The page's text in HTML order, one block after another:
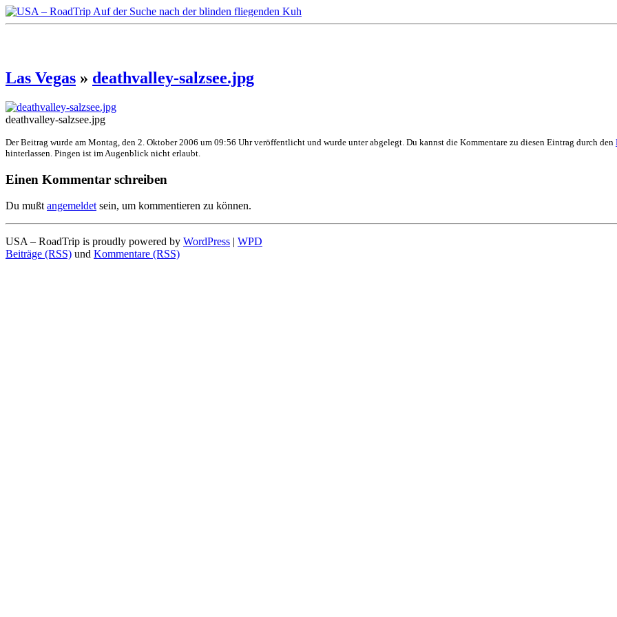
Las Vegas » deathvalley-salzsee.jpg
deathvalley-salzsee.jpg
Der Beitrag wurde am Montag, den 2. Oktober 2006 um 09:56 Uhr veröffentlicht und wurde unter abgelegt. Du kannst die Kommentare zu diesen Eintrag durch den
hinterlassen. Pingen ist im Augenblick nicht erlaubt.
Einen Kommentar schreiben
Du mußt angemeldet sein, um kommentieren zu können.
USA – RoadTrip is proudly powered by WordPress | WPD
Beiträge (RSS) und Kommentare (RSS)